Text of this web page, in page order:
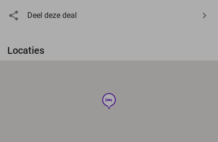
Deel deze deal
Locaties
hotel